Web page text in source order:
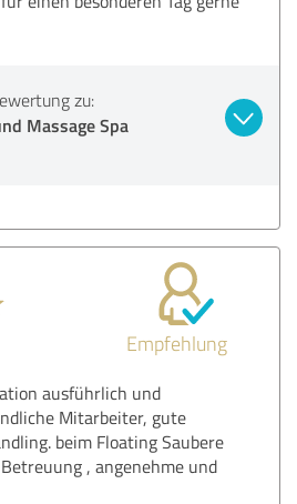
zu:
Massage Spa
Empfehlung
ausführlich und
Mitarbeiter, gute
beim Floating Saubere
, angenehme und